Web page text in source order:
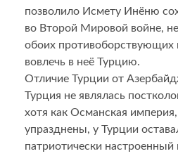
позволило Исмету Инёню
во Второй Мировой войне,
обоих противоборствующих
вовлечь в неё Турцию.
Отличие Турции от
Турция не являлась
хотя как Османская
упразднены, у Турции
патриотически настроенный